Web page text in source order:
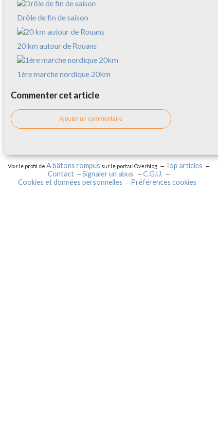
Drôle de fin de saison
20 km autour de Rouans
1ère marche nordique 20km
Commenter cet article
Ajouter un commentaire
Voir le profil deA bâtons rompus sur le portail Overblog
Top articles
Contact
Signaler un abus
C.G.U.
Cookies et données personnelles
Préférences cookies